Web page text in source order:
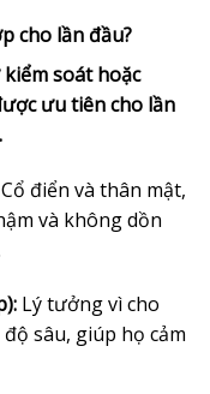
cho lần đầu?
soát hoặc
ưu tiên cho lần
Cổ điển và thân mật,
và không dồn
Lý tưởng vì cho
sâu, giúp họ cảm